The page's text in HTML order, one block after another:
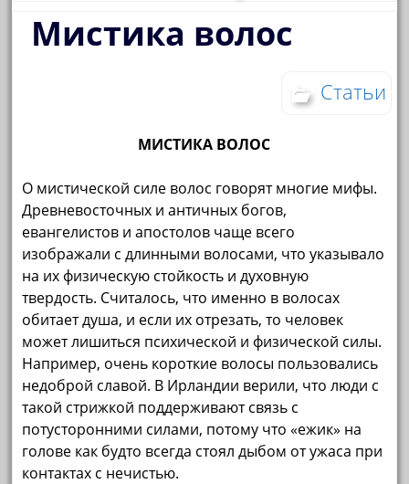
Мистика волос
Статьи
МИСТИКА ВОЛОС
О мистической силе волос говорят многие мифы.
Древневосточных и античных богов,
евангелистов и апостолов чаще всего
изображали с длинными волосами, что указывало
на их физическую стойкость и духовную
твердость. Считалось, что именно в волосах
обитает душа, и если их отрезать, то человек
может лишиться психической и физической силы.
Например, очень короткие волосы пользовались
недоброй славой. В Ирландии верили, что люди с
такой стрижкой поддерживают связь с
потусторонними силами, потому что «ежик» на
голове как будто всегда стоял дыбом от ужаса при
контактах с нечистью.